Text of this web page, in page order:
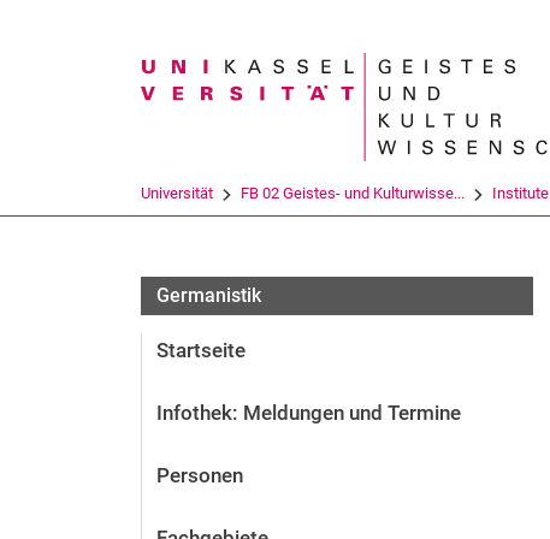
Suchbegriff
Universität FB 02 Geistes- und Kulturwisse... Institute
Germanistik
Startseite
Infothek: Meldungen und Termine
Personen